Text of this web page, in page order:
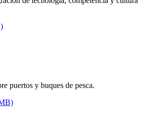
puertos y buques de pesca.